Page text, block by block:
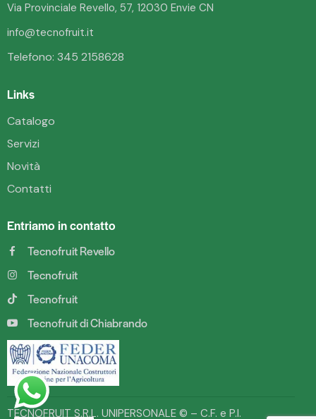
Via Provinciale Revello, 57, 12030 Envie CN
info@tecnofruit.it
Telefono: 345 2158628
Links
Catalogo
Servizi
Novità
Contatti
Entriamo in contatto
Tecnofruit Revello
Tecnofruit
Tecnofruit
Tecnofruit di Chiabrando
TECNOFRUIT S.R.L. UNIPERSONALE © – C.F. e P.I.